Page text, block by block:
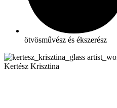
ötvösművész és ékszerész
Kertész Krisztina